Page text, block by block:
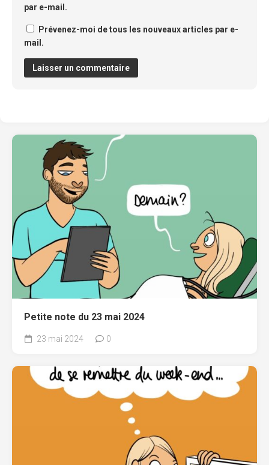
par e-mail.
Prévenez-moi de tous les nouveaux articles par e-
mail.
Petite note du 23 mai 2024
23 mai 2024 0